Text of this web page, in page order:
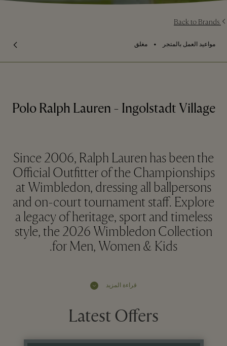
Back to Brands
مواعيد العمل بالمتجر ⬩ مغلق
Polo Ralph Lauren - Ingolstadt Village
Since 2006, Ralph Lauren has been the
Official Outfitter of the Championships
at Wimbledon, dressing all ballpersons
and on-court tournament staff. Explore
a legacy of heritage, sport and timeless
style, the 2026 Wimbledon Collection
for Men, Women & Kids.
قراءة المزيد
Latest Offers